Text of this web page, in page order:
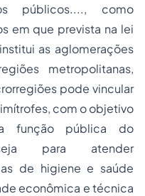
públicos...., como
em que prevista na lei
as aglomerações
metropolitanas,
pode vincular
com o objetivo
função pública do
para atender
de higiene e saúde
econômica e técnica